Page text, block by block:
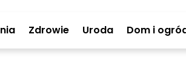
Zdrowie Uroda Dom i